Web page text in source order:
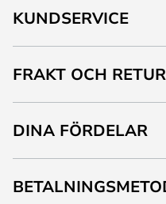
KUNDSERVICE
FRAKT OCH
DINA FÖRDELAR